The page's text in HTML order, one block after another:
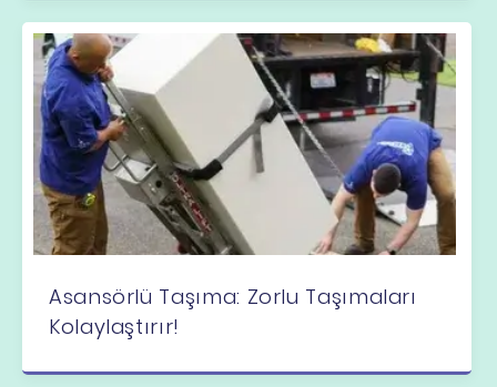
Asansörlü Taşıma: Zorlu Taşımaları
Kolaylaştırır!